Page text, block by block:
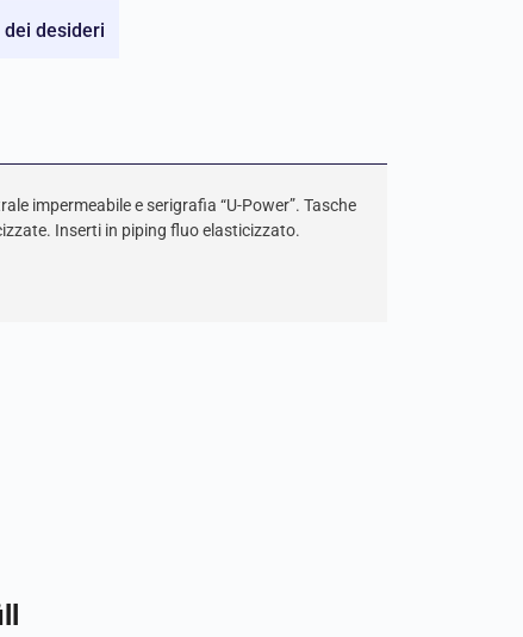
desideri
impermeabile e serigrafia “U-Power”. Tasche
Inserti in piping fluo elasticizzato.